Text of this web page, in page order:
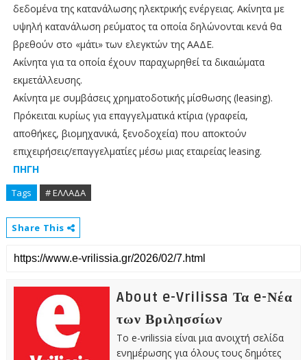
δεδομένα της κατανάλωσης ηλεκτρικής ενέργειας. Ακίνητα με
υψηλή κατανάλωση ρεύματος τα οποία δηλώνονται κενά θα
βρεθούν στο «μάτι» των ελεγκτών της ΑΑΔΕ.
Ακίνητα για τα οποία έχουν παραχωρηθεί τα δικαιώματα
εκμετάλλευσης.
Ακίνητα με συμβάσεις χρηματοδοτικής μίσθωσης (leasing).
Πρόκειται κυρίως για επαγγελματικά κτίρια (γραφεία,
αποθήκες, βιομηχανικά, ξενοδοχεία) που αποκτούν
επιχειρήσεις/επαγγελματίες μέσω μιας εταιρείας leasing.
ΠΗΓΗ
Tags # ΕΛΛΑΔΑ
Share This
About e-Vrilissa Τα e-Νέα
των Βριλησσίων
Το e-vrilissia είναι μια ανοιχτή σελίδα
ενημέρωσης για όλους τους δημότες